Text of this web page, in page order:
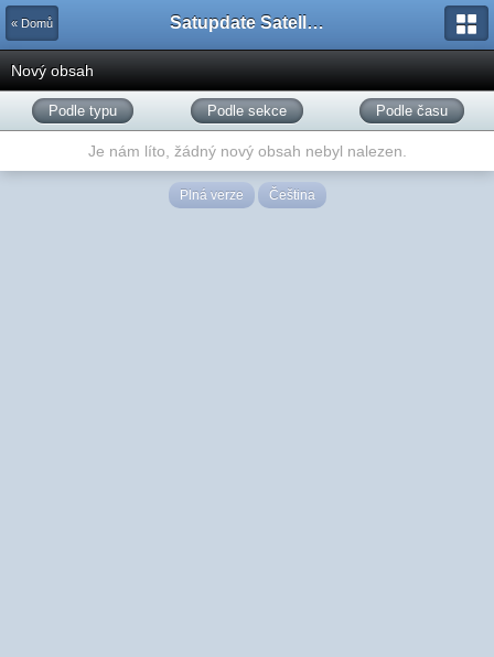
« Domů Satupdate Satellite Support Project
Nový obsah
Podle typu Podle sekce Podle času
Je nám líto, žádný nový obsah nebyl nalezen.
Plná verze Čeština